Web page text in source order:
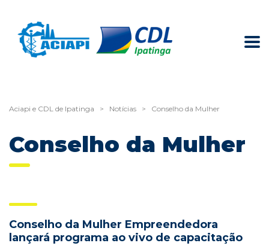
Aciapi e CDL de Ipatinga > Notícias > Conselho da Mulher
Conselho da Mulher
Conselho da Mulher Empreendedora
lançará programa ao vivo de capacitação